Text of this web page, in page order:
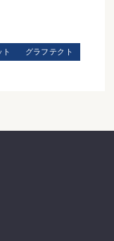
ト グラフテクト